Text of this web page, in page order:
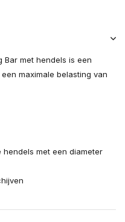
Bar met hendels is een
maximale belasting van
met een diameter